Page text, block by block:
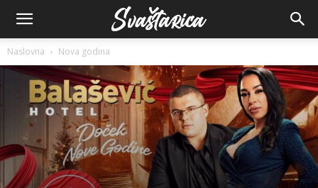
Naslovna Nova godina